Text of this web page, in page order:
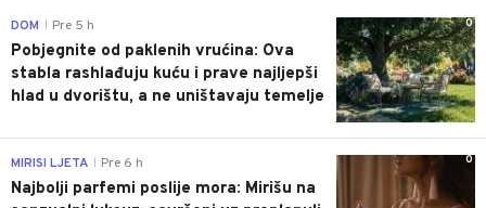
0
DOM Pre 5 h
Pobjegnite od paklenih vrućina: Ova
stabla rashlađuju kuću i prave najljepši
hlad u dvorištu, a ne uništavaju temelje
0
MIRISI LJETA Pre 6 h
Najbolji parfemi poslije mora: Mirišu na